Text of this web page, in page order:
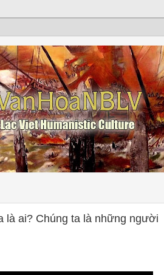
là ai? Chúng ta là những người